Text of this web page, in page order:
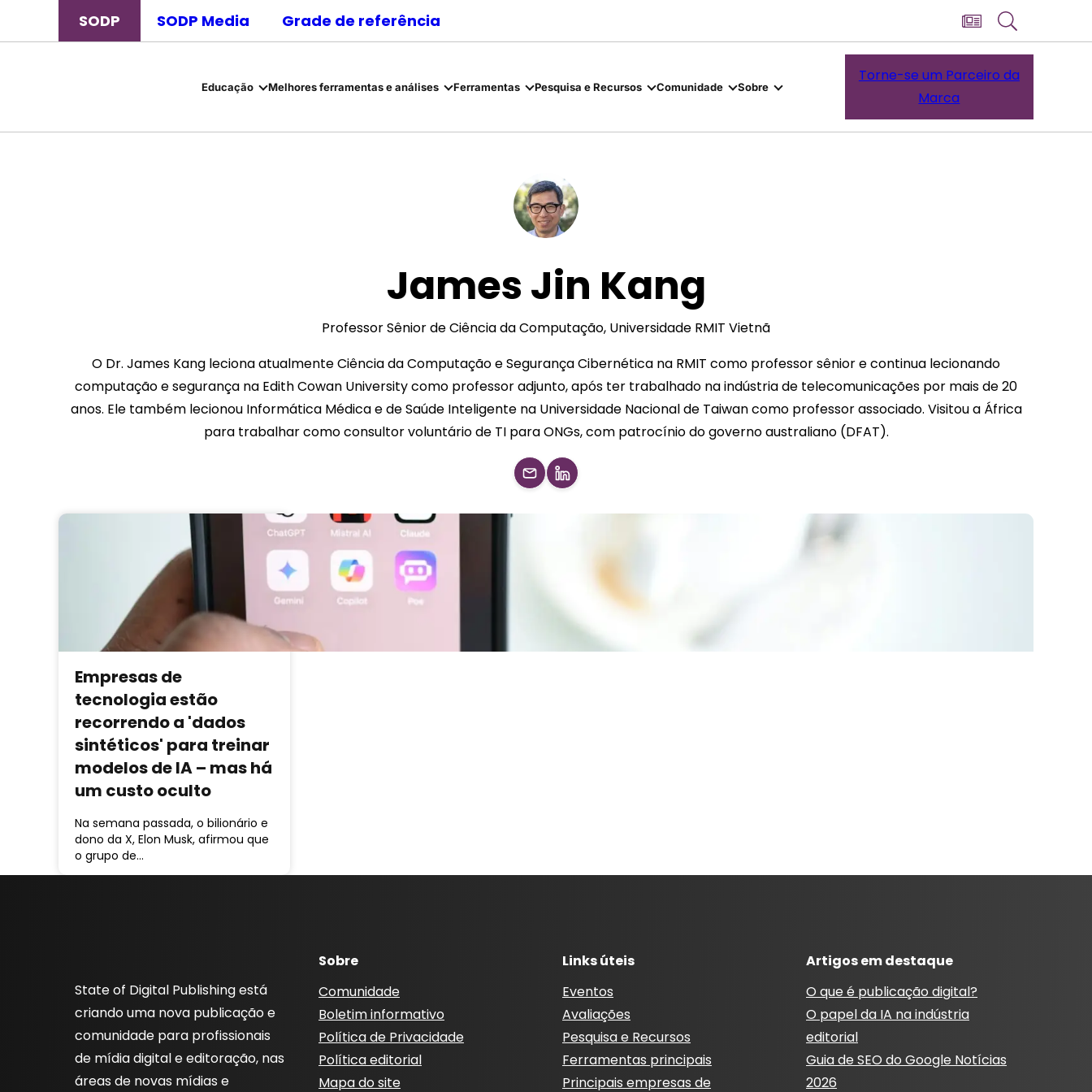
SODP SODP Media Grade de referência
Educação Melhores ferramentas e análises Ferramentas Pesquisa e Recursos Comunidade Sobre
Torne-se um Parceiro da
Marca
James Jin Kang
Professor Sênior de Ciência da Computação, Universidade RMIT Vietnã
O Dr. James Kang leciona atualmente Ciência da Computação e Segurança Cibernética na RMIT como professor sênior e continua lecionando
computação e segurança na Edith Cowan University como professor adjunto, após ter trabalhado na indústria de telecomunicações por mais de 20
anos. Ele também lecionou Informática Médica e de Saúde Inteligente na Universidade Nacional de Taiwan como professor associado. Visitou a África
para trabalhar como consultor voluntário de TI para ONGs, com patrocínio do governo australiano (DFAT).
Empresas de
tecnologia estão
recorrendo a 'dados
sintéticos' para treinar
modelos de IA – mas há
um custo oculto
Na semana passada, o bilionário e
dono da X, Elon Musk, afirmou que
o grupo de…
State of Digital Publishing está
criando uma nova publicação e
comunidade para profissionais
de mídia digital e editoração, nas
áreas de novas mídias e
Sobre
Comunidade
Boletim informativo
Política de Privacidade
Política editorial
Mapa do site
Links úteis
Eventos
Avaliações
Pesquisa e Recursos
Ferramentas principais
Principais empresas de
Artigos em destaque
O que é publicação digital?
O papel da IA ​​na indústria
editorial
Guia de SEO do Google Notícias
2026